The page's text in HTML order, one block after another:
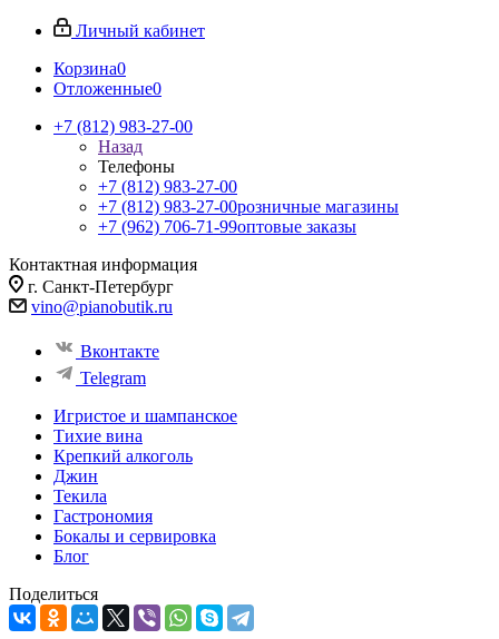
Личный кабинет
Корзина0
Отложенные0
+7 (812) 983-27-00
Назад
Телефоны
+7 (812) 983-27-00
+7 (812) 983-27-00розничные магазины
+7 (962) 706-71-99оптовые заказы
Контактная информация
г. Санкт-Петербург
vino@pianobutik.ru
Вконтакте
Telegram
Игристое и шампанское
Тихие вина
Крепкий алкоголь
Джин
Текила
Гастрономия
Бокалы и сервировка
Блог
Поделиться